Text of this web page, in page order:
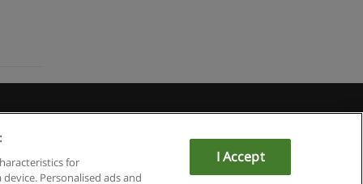
for
Personalised ads and
I Accept